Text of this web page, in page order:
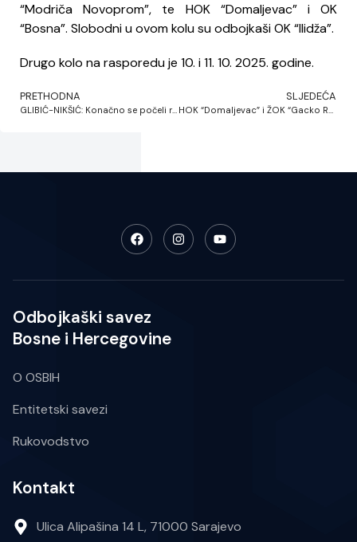
“Modriča Novoprom”, te HOK “Domaljevac” i OK
“Bosna”. Slobodni u ovom kolu su odbojkaši OK “Ilidža”.
Drugo kolo na rasporedu je 10. i 11. 10. 2025. godine.
PRETHODNA SLJEDEĆA
Odbojkaški savez
Bosne i Hercegovine
O OSBIH
Entitetski savezi
Rukovodstvo
Kontakt
Ulica Alipašina 14 L, 71000 Sarajevo